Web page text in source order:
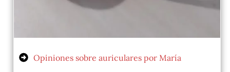
Opiniones sobre auriculares por María